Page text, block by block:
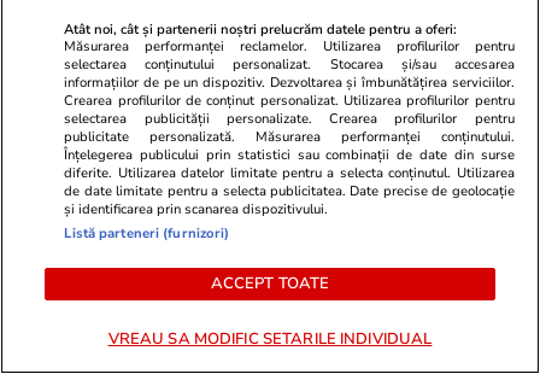
Mediafax.ro
Caniculă, furtuni și grindină în mai
multe zone din țară
lui Veștea
Atât noi, cât și partenerii noștri prelucrăm datele pentru a oferi:
Măsurarea performanței reclamelor. Utilizarea profilurilor pentru
selectarea conținutului personalizat. Stocarea și/sau accesarea
informațiilor de pe un dispozitiv. Dezvoltarea și îmbunătățirea serviciilor.
Crearea profilurilor de conținut personalizat. Utilizarea profilurilor pentru
selectarea publicității personalizate. Crearea profilurilor pentru
publicitate personalizată. Măsurarea performanței conținutului.
Înțelegerea publicului prin statistici sau combinații de date din surse
diferite. Utilizarea datelor limitate pentru a selecta conținutul. Utilizarea
de date limitate pentru a selecta publicitatea. Date precise de geolocație
și identificarea prin scanarea dispozitivului.
Listă parteneri (furnizori)
ACCEPT TOATE
VREAU SA MODIFIC SETARILE INDIVIDUAL